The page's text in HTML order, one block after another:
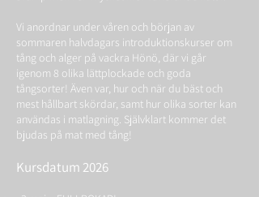
Vi anordnar under våren och början av
sommaren halvdagars introduktionskurser om
tång och alger på vackra Hönö, där vi går
igenom 8 olika lättplockade och goda
tångsorter! Även var, hur och när du bäst och
mest hållbart skördar, samt hur olika sorter kan
användas i matlagning. Självklart kommer det
bjudas på mat med tång!
Kursdatum 2026